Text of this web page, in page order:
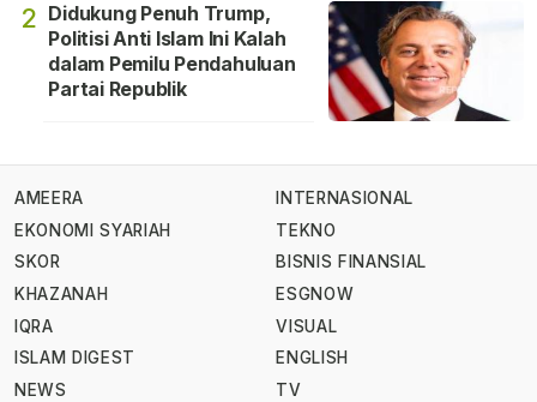
2 Didukung Penuh Trump,
Politisi Anti Islam Ini Kalah
dalam Pemilu Pendahuluan
Partai Republik
AMEERA
EKONOMI SYARIAH
SKOR
KHAZANAH
IQRA
ISLAM DIGEST
NEWS
INTERNASIONAL
TEKNO
BISNIS FINANSIAL
ESGNOW
VISUAL
ENGLISH
TV